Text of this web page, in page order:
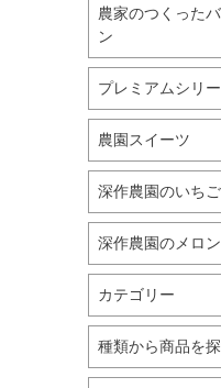
農家のつくった
ン
プレミアムシリ
農園スイーツ
深作農園のいちご
深作農園のメロン
カテゴリー
種類から商品を